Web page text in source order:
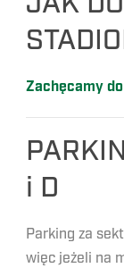
Zachęcamy
i D
Parking za
więc jeżeli na